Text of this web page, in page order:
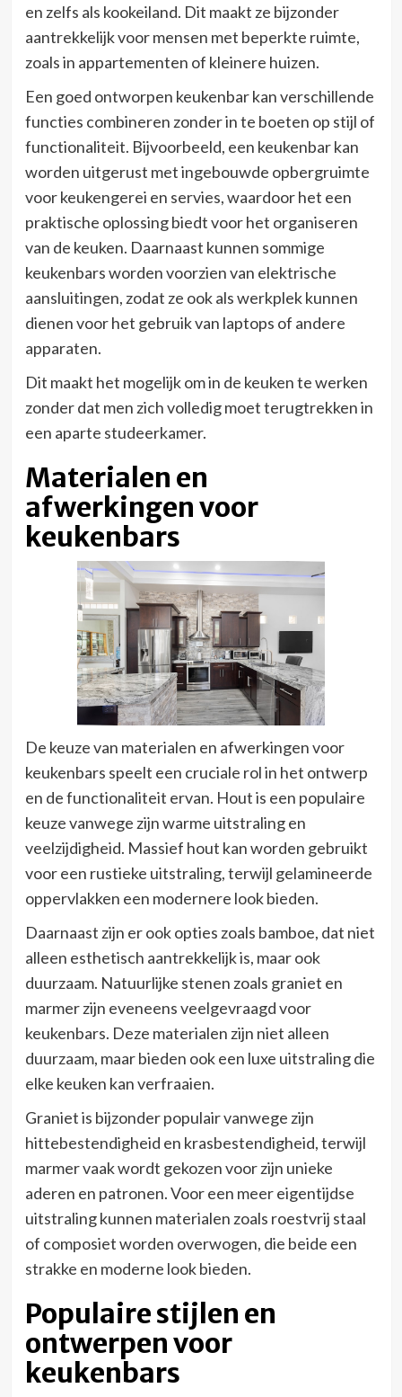
en zelfs als kookeiland. Dit maakt ze bijzonder
aantrekkelijk voor mensen met beperkte ruimte,
zoals in appartementen of kleinere huizen.
Een goed ontworpen keukenbar kan verschillende
functies combineren zonder in te boeten op stijl of
functionaliteit. Bijvoorbeeld, een keukenbar kan
worden uitgerust met ingebouwde opbergruimte
voor keukengerei en servies, waardoor het een
praktische oplossing biedt voor het organiseren
van de keuken. Daarnaast kunnen sommige
keukenbars worden voorzien van elektrische
aansluitingen, zodat ze ook als werkplek kunnen
dienen voor het gebruik van laptops of andere
apparaten.
Dit maakt het mogelijk om in de keuken te werken
zonder dat men zich volledig moet terugtrekken in
een aparte studeerkamer.
Materialen en
afwerkingen voor
keukenbars
De keuze van materialen en afwerkingen voor
keukenbars speelt een cruciale rol in het ontwerp
en de functionaliteit ervan. Hout is een populaire
keuze vanwege zijn warme uitstraling en
veelzijdigheid. Massief hout kan worden gebruikt
voor een rustieke uitstraling, terwijl gelamineerde
oppervlakken een modernere look bieden.
Daarnaast zijn er ook opties zoals bamboe, dat niet
alleen esthetisch aantrekkelijk is, maar ook
duurzaam. Natuurlijke stenen zoals graniet en
marmer zijn eveneens veelgevraagd voor
keukenbars. Deze materialen zijn niet alleen
duurzaam, maar bieden ook een luxe uitstraling die
elke keuken kan verfraaien.
Graniet is bijzonder populair vanwege zijn
hittebestendigheid en krasbestendigheid, terwijl
marmer vaak wordt gekozen voor zijn unieke
aderen en patronen. Voor een meer eigentijdse
uitstraling kunnen materialen zoals roestvrij staal
of composiet worden overwogen, die beide een
strakke en moderne look bieden.
Populaire stijlen en
ontwerpen voor
keukenbars